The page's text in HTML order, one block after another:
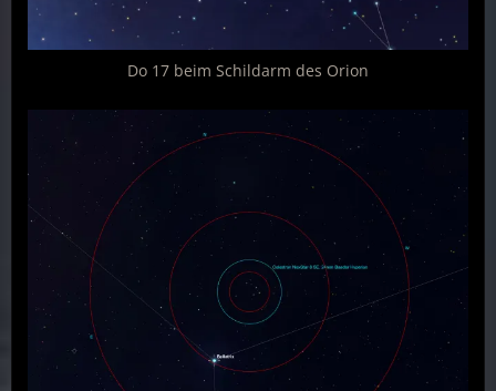
Do 17 beim Schildarm des Orion